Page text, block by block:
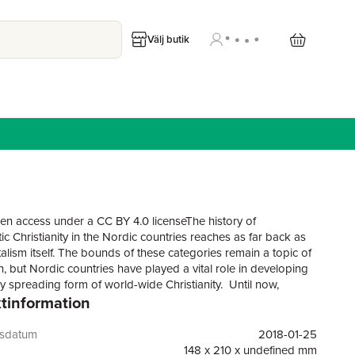
Välj butik
access under a CC BY 4.0 licenseThe history of
Christianity in the Nordic countries reaches as far back as
itself. The bounds of these categories remain a topic of
but Nordic countries have played a vital role in developing
spreading form of world-wide Christianity. Until now,
global Charismatic Christianity has largely overlooked the
trajectories in Finland, Norway, and Sweden. Through a
cases written by Nordic scholars from various disciplines, it
2018-01-25
148 x 210 x undefined mm